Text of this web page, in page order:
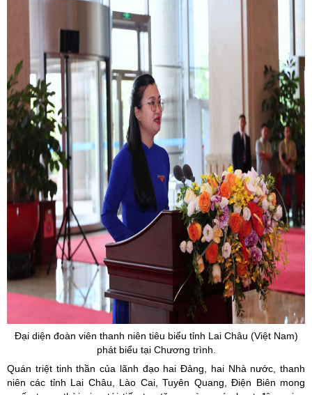
Đại diện đoàn viên thanh niên tiêu biểu tỉnh Lai Châu (Việt Nam)
phát biểu tại Chương trình.
Quán triệt tinh thần của lãnh đạo hai Đảng, hai Nhà nước, thanh
niên các tỉnh Lai Châu, Lào Cai, Tuyên Quang, Điện Biên mong